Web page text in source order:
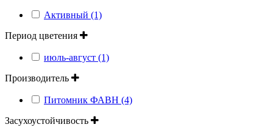
Активный (1)
Период цветения
июль-август (1)
Производитель
Питомник ФАВН (4)
Засухоустойчивость